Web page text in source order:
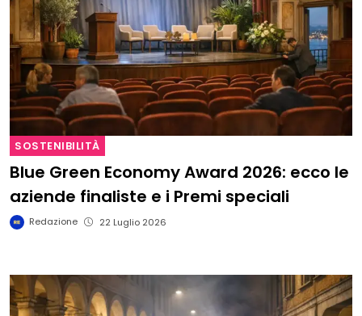
SOSTENIBILITÀ
Blue Green Economy Award 2026: ecco le
aziende finaliste e i Premi speciali
Redazione 22 Luglio 2026